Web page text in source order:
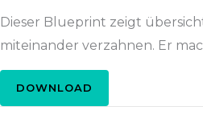
Dieser Blueprint zeigt
miteinander verzahnen. Er
DOWNLOAD